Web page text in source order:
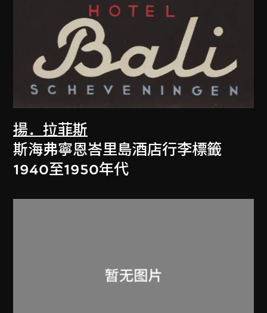
揚．拉菲斯
斯海弗寧恩峇里島酒店行李標籤
1940至1950年代